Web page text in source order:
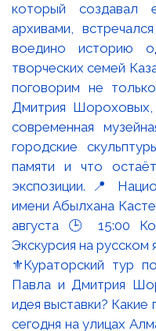
⚜️Кураторский тур
Павла и Дмитрия
идея выставки?
сегодня на улицах